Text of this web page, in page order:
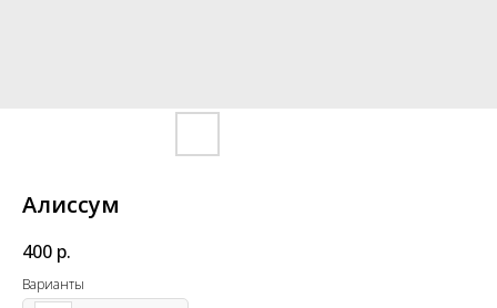
Алиссум
400 р.
Варианты